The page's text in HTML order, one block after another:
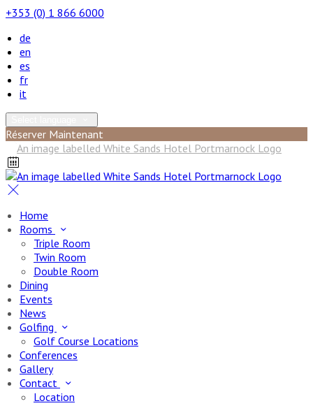
+353 (0) 1 866 6000
de
en
es
fr
it
Réserver Maintenant
Home
Rooms
Triple Room
Twin Room
Double Room
Dining
Events
News
Golfing
Golf Course Locations
Conferences
Gallery
Contact
Location